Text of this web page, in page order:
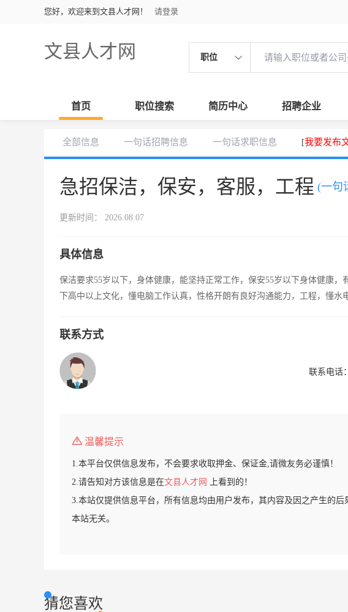
您好，欢迎来到文县人才网！ 请登录
文县人才网 职位
首页 职位搜索 简历中心 招聘企业
全部信息 一句话招聘信息 一句话求职信息 [我要发布
急招保洁，保安，客服，工程 (一句
更新时间： 2026.08.07
具体信息
保洁要求55岁以下，身体健康，能坚持正常工作，保安55岁以下身体健康
下高中以上文化，懂电脑工作认真，性格开朗有良好沟通能力，工程，懂水
联系方式
联系电话：
温馨提示
1.本平台仅供信息发布，不会要求收取押金、保证金,请微友务必谨慎！
2.请告知对方该信息是在文县人才网
上看到的！
3.本站仅提供信息平台，所有信息均由用户发布，其内容及因之产生的后
本站无关。
猜您喜欢